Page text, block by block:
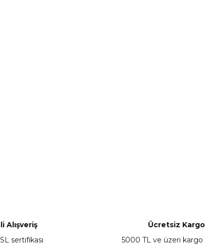
Alışveriş
sertifikası
Ücretsiz Kargo
5000 TL ve üzeri kargo